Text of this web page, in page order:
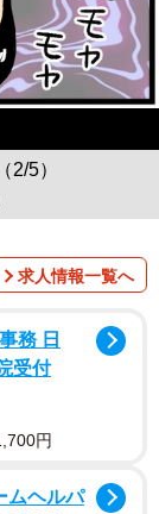
2/5）
求人情報一覧へ
務 日
受付
円
ムヘルパ